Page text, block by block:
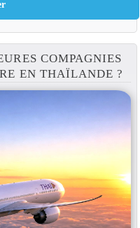
COMPAGNIES
EN THAÏLANDE ?